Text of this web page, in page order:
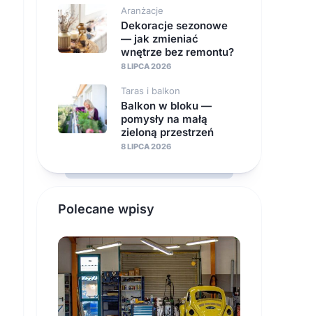
Aranżacje
Dekoracje sezonowe
— jak zmieniać
wnętrze bez remontu?
8 LIPCA 2026
Taras i balkon
Balkon w bloku —
pomysły na małą
zieloną przestrzeń
8 LIPCA 2026
Polecane wpisy